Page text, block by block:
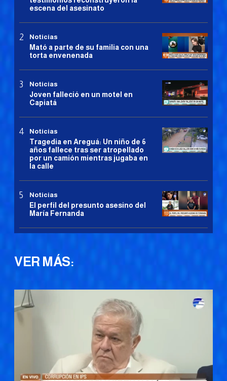
escena del asesinato
Noticias
Mató a parte de su familia con una
torta envenenada
Noticias
Joven falleció en un motel en
Capiatá
Noticias
Tragedia en Areguá: Un niño de 6
años fallece tras ser atropellado
por un camión mientras jugaba en
la calle
Noticias
El perfil del presunto asesino del
María Fernanda
VER MÁS: